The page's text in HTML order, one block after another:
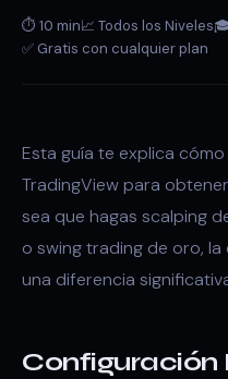
⏱ 10 min📈 Todos los Niveles
✅ Gratis con cualquier plan
Esta guía te explica
TradingView para
sea que hagas scalping
o swing trading de oro,
una diferencia
Configuración